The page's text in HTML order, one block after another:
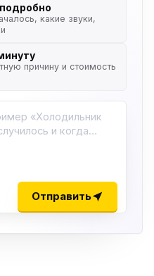
какие звуки,
причину и стоимость
Отправить